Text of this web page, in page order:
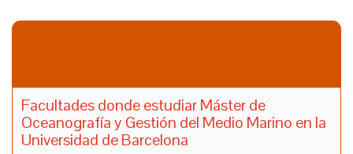
Facultades donde estudiar Máster de
Oceanografía y Gestión del Medio Marino en la
Universidad de Barcelona